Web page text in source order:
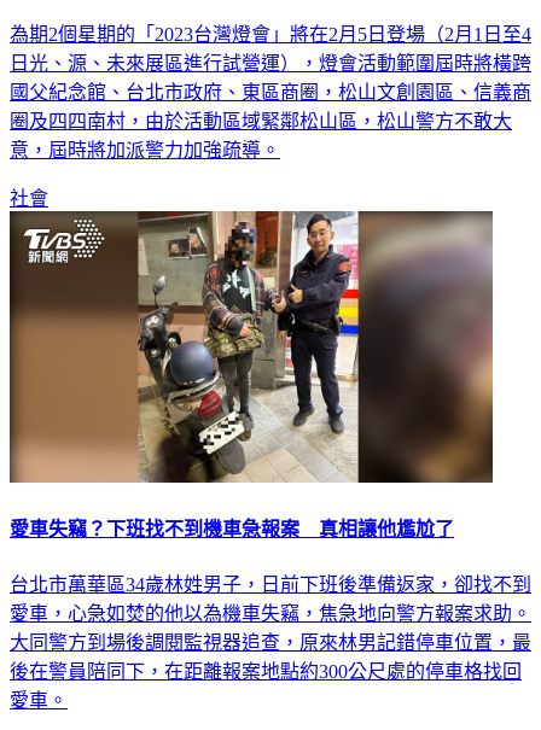
為期2個星期的「2023台灣燈會」將在2月5日登場（2月1日至4
日光、源、未來展區進行試營運），燈會活動範圍屆時將橫跨
國父紀念館、台北市政府、東區商圈，松山文創園區、信義商
圈及四四南村，由於活動區域緊鄰松山區，松山警方不敢大
意，屆時將加派警力加強疏導。
社會
愛車失竊？下班找不到機車急報案 真相讓他尷尬了
台北市萬華區34歲林姓男子，日前下班後準備返家，卻找不到
愛車，心急如焚的他以為機車失竊，焦急地向警方報案求助。
大同警方到場後調閱監視器追查，原來林男記錯停車位置，最
後在警員陪同下，在距離報案地點約300公尺處的停車格找回
愛車。